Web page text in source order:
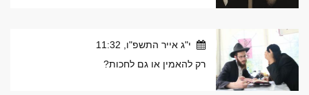
י"ג אייר התשפ"ו, 11:32
רק להאמין או גם לחכות?